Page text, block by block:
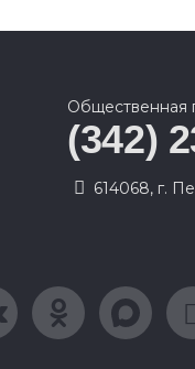
Общественная
(342)
614068, г.